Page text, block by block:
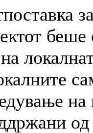
беше
на